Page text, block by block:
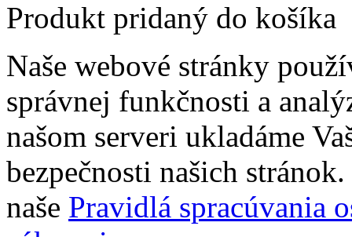
Produkt pridaný do košíka
Naše webové stránky
správnej funkčnosti a
našom serveri ukladáme
bezpečnosti našich
naše Pravidlá spracúvania